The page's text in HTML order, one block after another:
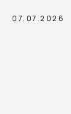
07.07.2026